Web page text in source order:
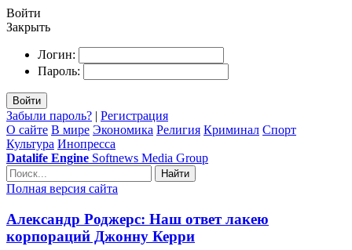
Войти
Закрыть
Логин:
Пароль:
Войти
Забыли пароль? | Регистрация
О сайте В мире Экономика Религия Криминал Спорт
Культура Инопресса
Datalife Engine Softnews Media Group
Найти
Полная версия сайта
Александр Роджерс: Наш ответ лакею
корпораций Джонну Керри